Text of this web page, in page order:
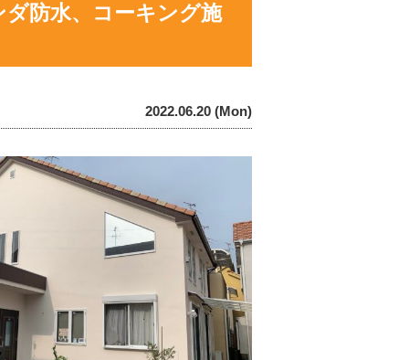
ダ防水、コーキング施
2022.06.20 (Mon)